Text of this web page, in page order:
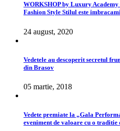
WORKSHOP by Luxury
Fashion Style Stilul este
24 august, 2020
Vedetele au descoperit secretul
din Brasov
05 martie, 2018
Vedete premiate la „Gala
eveniment de valoare cu o traditie